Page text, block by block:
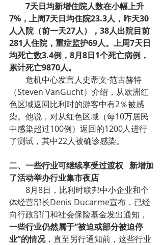
7天日均新增住院人数在小幅上升
7%，上周7天日均住院23.3人，昨天30
人入院（前一天27人），38人出院目前
281人住院，重症监护69人。上周7天日
均死亡数3.4例，8月8日1个死亡病例，
累计死亡9870人。
危机中心发言人史蒂文·范古赫特
（Steven VanGucht）介绍，从欧洲红
色区域返回比利时的游客中有2％被感
染。他说，对从红色区域（每10万居民
中感染超过100例）返回的1200人进行
了测试，其中22人被确诊感染。
二、一些行业可继续享受过渡权   新增加
了活动举办行业集市夜店
8月8日，比利时联邦中小企业和个
体经营部长Denis Ducarme宣布，已经
向行政部门和社会保险基金发出通知，
一些行业仍然属于“被迫或部分被迫停
业”的情况，直至另行通知前，这些行业